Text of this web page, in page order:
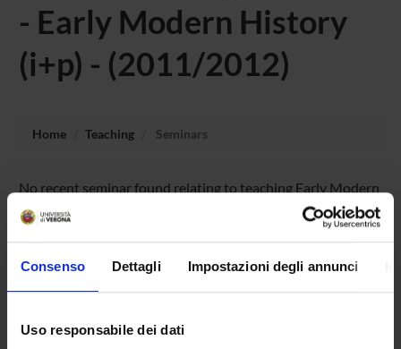
Consenso Dettagli Impostazioni degli annunci
Uso responsabile dei dati
- Early Modern History
(i+p) - (2011/2012)
Home Teaching Seminars
No recent seminar found relating to teaching Early Modern
History (i+p) .
STUDYING
COURSES